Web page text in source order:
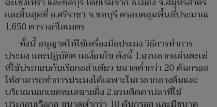
และสิ้นสุดที่ อ.ศรีราชา จ.ชลบุรี ครอบคลุมพื้นที่ประมาณ
1,650 ตารางกิโลเมตร
ทั้งนี้ อนุญาตให้ใช้เครื่องมือประมง วิธีการทำการ
ประมง และปฏิบัติตามเงื่อนไข ดังนี้ 1.อวนลากแผ่นตะเฆ่
ที่ใช้ประกอบกับเรือกลลำเดียว ขนาดต่ำกว่า 20 ตันกรอส
ให้สามารถทำการประมงได้เฉพาะในเวลากลางคืนและ
บริเวณนอกเขตทะเลชายฝั่ง 2.อวนติดตาปลาที่ใช้